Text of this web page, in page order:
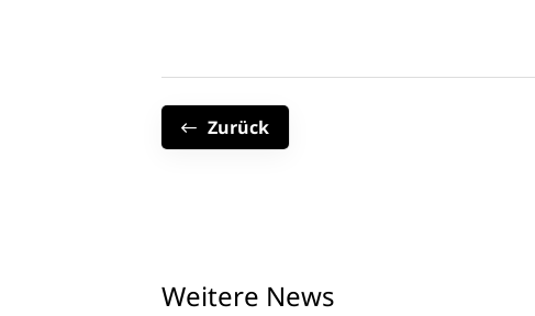
Zurück
Weitere News